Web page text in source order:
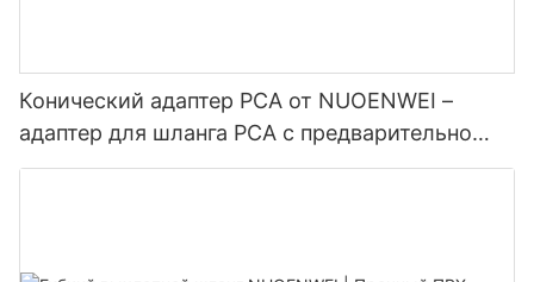
Конический адаптер PCA от NUOENWEI –
адаптер для шланга PCA с предварительно
подготовленным воздухом для наземного